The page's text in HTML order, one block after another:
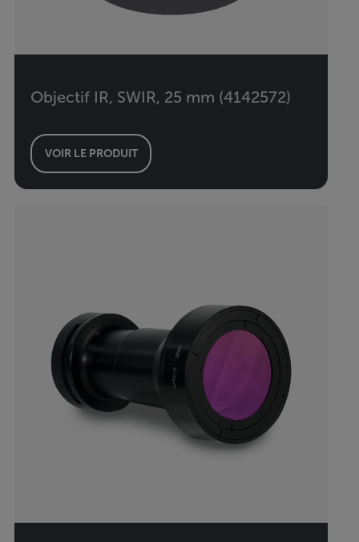
Objectif IR, SWIR, 25 mm (4142572)
VOIR LE PRODUIT